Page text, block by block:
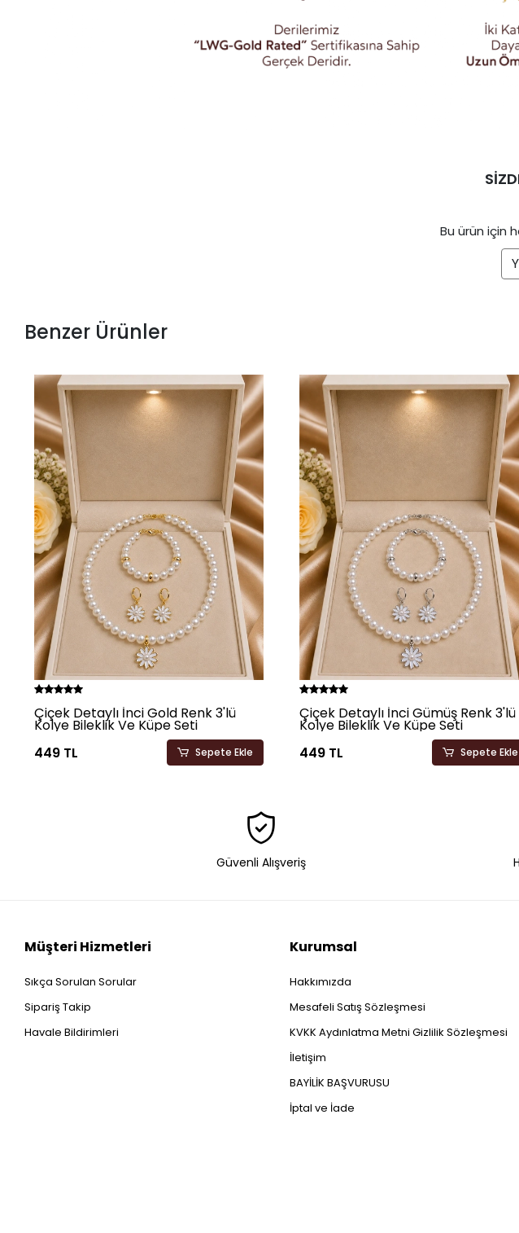
Bu ürün için
Benzer Ürünler
Çiçek Detaylı İnci Gold Renk 3'lü
Kolye Bileklik Ve Küpe Seti
449 TL
Sepete Ekle
Çiçek Detaylı İnci Gümüş Renk 3'lü
Kolye Bileklik Ve Küpe Seti
449 TL
Sepete Ekle
Güvenli Alışveriş
Müşteri Hizmetleri
Sıkça Sorulan Sorular
Sipariş Takip
Havale Bildirimleri
Kurumsal
Hakkımızda
Mesafeli Satış Sözleşmesi
KVKK Aydınlatma Metni Gizlilik Sözleşmesi
İletişim
BAYİLİK BAŞVURUSU
İptal ve İade